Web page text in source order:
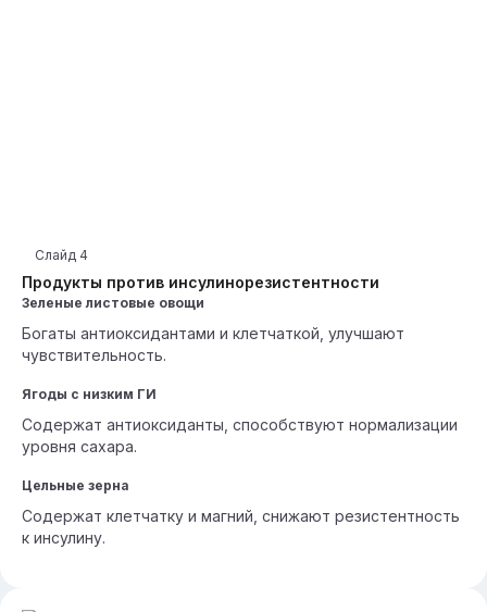
Продукты против инсулинорезистентности
Слайд 4
Зеленые листовые овощи
Богаты антиоксидантами и клетчаткой, улучшают
чувствительность.
Ягоды с низким ГИ
Содержат антиоксиданты, способствуют нормализации
уровня сахара.
Цельные зерна
Содержат клетчатку и магний, снижают резистентность
к инсулину.